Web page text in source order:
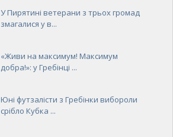
У Пирятині ветерани з трьох громад
змагалися у в...
«Живи на максимум! Максимум
добра!»: у Гребінці ...
Юні футзалісти з Гребінки вибороли
срібло Кубка ...